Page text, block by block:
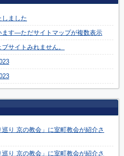
ました
ます―ただサイトマップが複数表示
サイトみれません。
巡り 京の教会」に室町教会が紹介さ
巡り 京の教会」に室町教会が紹介さ